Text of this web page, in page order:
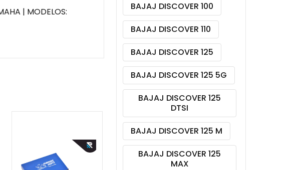
| MODELOS:
BAJAJ DISCOVER 100
BAJAJ DISCOVER 110
BAJAJ DISCOVER 125
BAJAJ DISCOVER 125 5G
BAJAJ DISCOVER 125
DTSI
BAJAJ DISCOVER 125 M
BAJAJ DISCOVER 125
MAX